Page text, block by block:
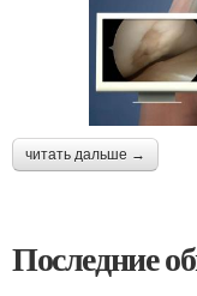
читать дальше →
Последние